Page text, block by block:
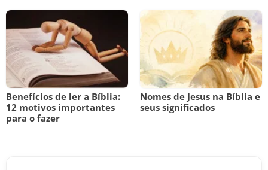
Benefícios de ler a Bíblia:
12 motivos importantes
para o fazer
Nomes de Jesus na Bíblia e
seus significados